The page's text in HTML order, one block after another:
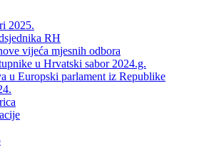
2025.
RH
vijeća mjesnih odbora
u Hrvatski sabor 2024.g.
u Europski parlament iz Republike